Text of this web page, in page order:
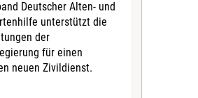
Deutscher Alten- und
unterstützt die
der
für einen
neuen Zivildienst.